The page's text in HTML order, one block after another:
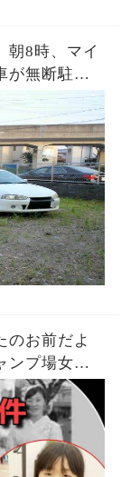
朝8時、マイ
が無断駐
ーで周囲
のお前だよ
ンプ場女児